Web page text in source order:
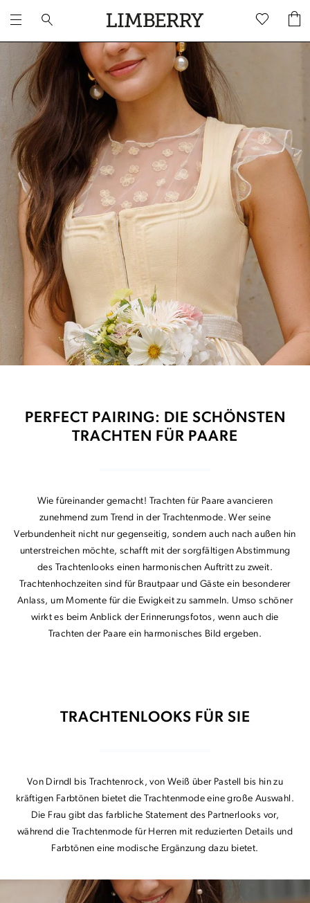
PERFECT PAIRING: DIE SCHÖNSTEN
TRACHTEN FÜR PAARE
Wie füreinander gemacht! Trachten für Paare avancieren
zunehmend zum Trend in der Trachtenmode. Wer seine
Verbundenheit nicht nur gegenseitig, sondern auch nach außen hin
unterstreichen möchte, schafft mit der sorgfältigen Abstimmung
des Trachtenlooks einen harmonischen Auftritt zu zweit.
Trachtenhochzeiten sind für Brautpaar und Gäste ein besonderer
Anlass, um Momente für die Ewigkeit zu sammeln. Umso schöner
wirkt es beim Anblick der Erinnerungsfotos, wenn auch die
Trachten der Paare ein harmonisches Bild ergeben.
TRACHTENLOOKS FÜR SIE
Von Dirndl bis Trachtenrock, von Weiß über Pastell bis hin zu
kräftigen Farbtönen bietet die Trachtenmode eine große Auswahl.
Die Frau gibt das farbliche Statement des Partnerlooks vor,
während die Trachtenmode für Herren mit reduzierten Details und
Farbtönen eine modische Ergänzung dazu bietet.